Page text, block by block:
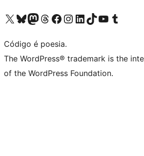
Acessar nossa conta do X (antigo Twitter)
Acessar nossa conta do Bluesky
Acessar nossa conta do Mastodon
Acessar nossa conta do Threads
Acessar nossa página do Facebook
Acessar nossa conta do Instagram
Acessar nossa conta do LinkedIn
Acessar nossa conta do TikTok
Acessar nosso canal do YouTube
Acessar nossa conta no Tumblr
Código é poesia.
The WordPress® trademark is the
of the WordPress Foundation.